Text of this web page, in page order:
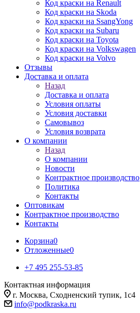
Код краски на Renault
Код краски на Skoda
Код краски на SsangYong
Код краски на Subaru
Код краски на Toyota
Код краски на Volkswagen
Код краски на Volvo
Отзывы
Доставка и оплата
Назад
Доставка и оплата
Условия оплаты
Условия доставки
Самовывоз
Условия возврата
О компании
Назад
О компании
Новости
Контрактное производство
Политика
Контакты
Оптовикам
Контрактное производство
Контакты
Корзина0
Отложенные0
+7 495 255-53-85
Контактная информация
г. Москва, Сходненский тупик, 1с4
info@podkraska.ru